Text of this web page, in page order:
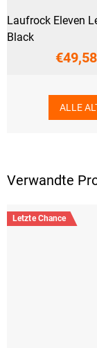
Verwandte
Letzte Chance
Laufrock Eleven
Black
€49,58
ALLE